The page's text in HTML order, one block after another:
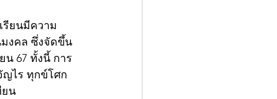
รียนมีความ
งคล ซึ่งจัดขึ้น
67 ทั้งนี้ การ
ญไร ทุกข์โศก
ยน